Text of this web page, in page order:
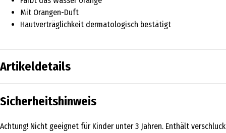
Mit Orangen-Duft
Hautverträglichkeit dermatologisch bestätigt
Artikeldetails
Inhalt 1 Stk.
Sicherheitshinweis
Achtung! Nicht geeignet für Kinder unter 3 Jahren. Enthält